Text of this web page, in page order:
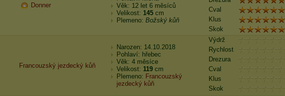
Donner
Věk: 12 let 6 měsíců
Velikost: 145 cm
Plemeno: Božský kůň
Cval
Klus
Skok
Francouzs ký jezdec ký kůň
Narozen: 14.10.2018
Pohlaví: hřebec
Věk: 4 měsíce
Velikost: 119 cm
Plemeno: Francouzský
jezdecký kůň
Výdrž
Rychlost
Drezura
Cval
Klus
Skok